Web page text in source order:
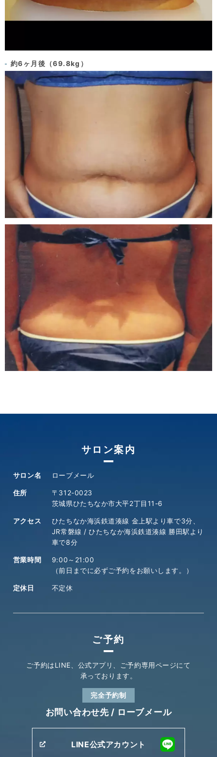
約6ヶ月後（69.8kg）
サロン案内
サロン名 ローブメール
住所
〒312-0023
茨城県ひたちなか市大平2丁目11-6
アクセス
ひたちなか海浜鉄道湊線 金上駅より車で3分、
JR常磐線 / ひたちなか海浜鉄道湊線 勝田駅より
車で8分
営業時間
9:00～21:00
（前日までに必ずご予約をお願いします。）
定休日 不定休
ご予約
ご予約はLINE、公式アプリ、
ご予約専用ページにて
承っております。
完全予約制
お問い合わせ先 / ローブメール
LINE公式アカウント